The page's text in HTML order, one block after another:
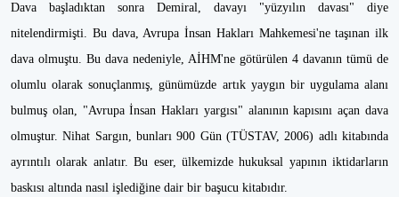
Dava başladıktan sonra Demiral, davayı "yüzyılın davası" diye
nitelendirmişti. Bu dava, Avrupa İnsan Hakları Mahkemesi'ne taşınan ilk
dava olmuştu. Bu dava nedeniyle, AİHM'ne götürülen 4 davanın tümü de
olumlu olarak sonuçlanmış, günümüzde artık yaygın bir uygulama alanı
bulmuş olan, "Avrupa İnsan Hakları yargısı" alanının kapısını açan dava
olmuştur. Nihat Sargın, bunları 900 Gün (TÜSTAV, 2006) adlı kitabında
ayrıntılı olarak anlatır. Bu eser, ülkemizde hukuksal yapının iktidarların
baskısı altında nasıl işlediğine dair bir başucu kitabıdır.